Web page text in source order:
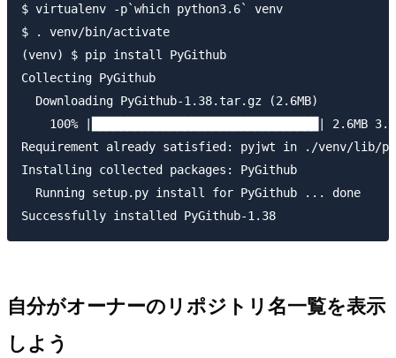
$ virtualenv -p`which python3.6` venv
$ . venv/bin/activate
(venv) $ pip install PyGithub
Collecting PyGithub
  Downloading PyGithub-1.38.tar.gz (2.6MB)
100% |████████████████████████████████| 2.6MB
Requirement already satisfied: pyjwt in ./venv/lib/
Installing collected packages: PyGithub
  Running setup.py install for PyGithub ... done
自分がオーナーのリポジトリ名一覧を表示
しよう